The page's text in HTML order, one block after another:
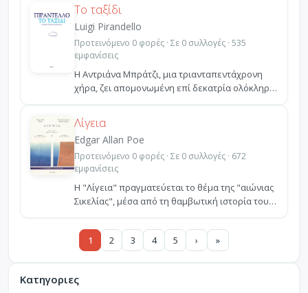
Το ταξίδι
Luigi Pirandello
Προτεινόμενο 0 φορές · Σε 0 συλλογές · 535
εμφανίσεις
Η Αντριάνα Μπράτζι, μια τριανταπεντάχρονη
χήρα, ζει απομονωμένη επί δεκατρία ολόκληρα
χρόνια στο σπί...
Λίγεια
Edgar Allan Poe
Προτεινόμενο 0 φορές · Σε 0 συλλογές · 672
εμφανίσεις
Η "Λίγεια" πραγματεύεται το θέμα της "αιώνιας
Σικελίας", μέσα από τη θαμβωτική ιστορία του
1 2 3 4 5 › »
Κατηγοριες